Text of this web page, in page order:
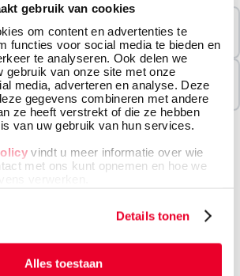
gebruik van cookies
om content en advertenties te
functies voor social media te bieden en
te analyseren. Ook delen we
gebruik van onze site met onze
media, adverteren en analyse. Deze
gegevens combineren met andere
ze heeft verstrekt of die ze hebben
van uw gebruik van hun services.
vindt u meer informatie over wie
met ons kunt opnemen en hoe we
Details tonen
Alles toestaan
situatie in het Midden-Oosten
een toeslag van 6% in rekening
gripzakken zijn sterk,
Gemaakt van
(50 micron) voor optimale